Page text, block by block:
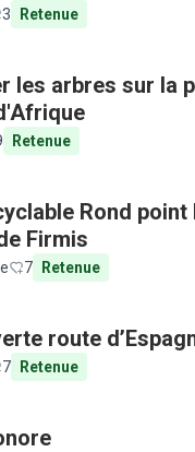
3 Retenue
les arbres sur la
Retenue
Rond point
Firmis
7 Retenue
route
7 Retenue